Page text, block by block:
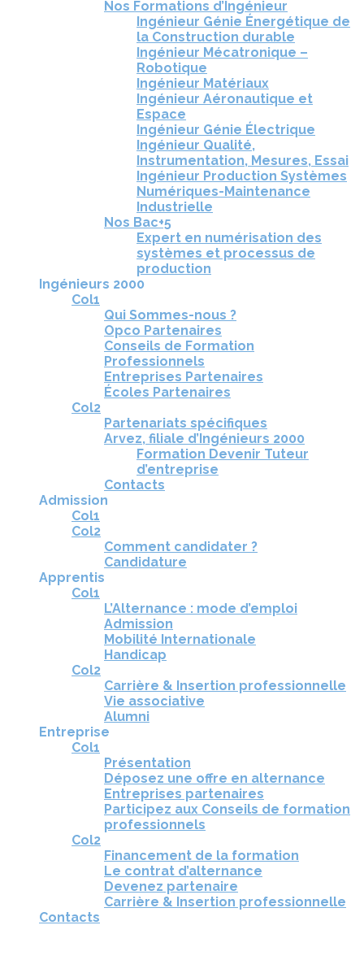
Nos Formations d’Ingénieur
Ingénieur Génie Énergétique de
la Construction durable
Ingénieur Mécatronique –
Robotique
Ingénieur Matériaux
Ingénieur Aéronautique et
Espace
Ingénieur Génie Électrique
Ingénieur Qualité,
Instrumentation, Mesures, Essai
Ingénieur Production Systèmes
Numériques-Maintenance
Industrielle
Nos Bac+5
Expert en numérisation des
systèmes et processus de
production
Ingénieurs 2000
Col1
Qui Sommes-nous ?
Opco Partenaires
Conseils de Formation
Professionnels
Entreprises Partenaires
Écoles Partenaires
Col2
Partenariats spécifiques
Arvez, filiale d’Ingénieurs 2000
Formation Devenir Tuteur
d’entreprise
Contacts
Admission
Col1
Col2
Comment candidater ?
Candidature
Apprentis
Col1
L’Alternance : mode d’emploi
Admission
Mobilité Internationale
Handicap
Col2
Carrière & Insertion professionnelle
Vie associative
Alumni
Entreprise
Col1
Présentation
Déposez une offre en alternance
Entreprises partenaires
Participez aux Conseils de formation
professionnels
Col2
Financement de la formation
Le contrat d’alternance
Devenez partenaire
Carrière & Insertion professionnelle
Contacts